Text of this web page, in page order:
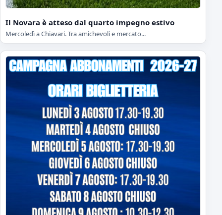
Il Novara è atteso dal quarto impegno estivo
Mercoledì a Chiavari. Tra amichevoli e mercato...